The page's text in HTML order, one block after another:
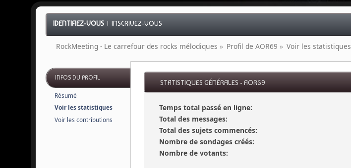
IDENTIFIEZ-VOUS |INSCRIVEZ-VOUS
RockMeeting - Le carrefour des rocks mélodiques » Profil de AOR69 » Voir les statistiques
INFOS DU PROFIL
Résumé
Voir les statistiques
Voir les contributions
STATISTIQUES GÉNÉRALES - AOR69
Temps total passé en ligne:
Total des messages:
Total des sujets commencés:
Nombre de sondages créés:
Nombre de votants: